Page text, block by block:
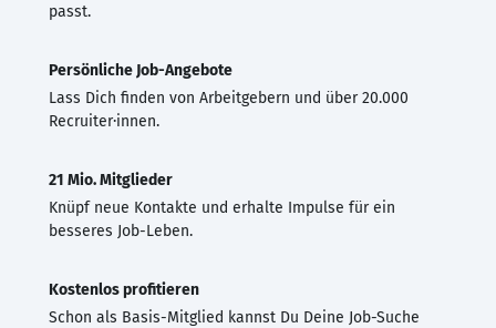
passt.
Persönliche Job-Angebote
Lass Dich finden von Arbeitgebern und über 20.000
Recruiter·innen.
21 Mio. Mitglieder
Knüpf neue Kontakte und erhalte Impulse für ein
besseres Job-Leben.
Kostenlos profitieren
Schon als Basis-Mitglied kannst Du Deine Job-Suche